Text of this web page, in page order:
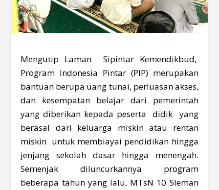
Mengutip Laman Sipintar Kemendikbud,
Program Indonesia Pintar (PIP) merupakan
bantuan berupa uang tunai, perluasan akses,
dan kesempatan belajar dari pemerintah
yang diberikan kepada peserta didik yang
berasal dari keluarga miskin atau rentan
miskin untuk membiayai pendidikan hingga
jenjang sekolah dasar hingga menengah.
Semenjak diluncurkannya program
beberapa tahun yang lalu, MTsN 10 Sleman